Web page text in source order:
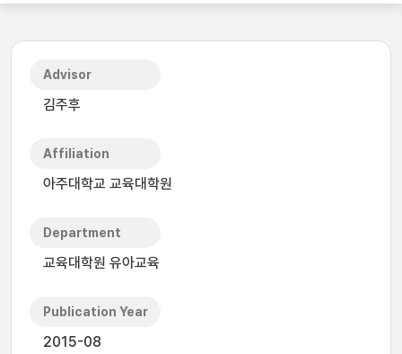
Advisor
김주후
Affiliation
아주대학교 교육대학원
Department
교육대학원 유아교육
Publication Year
2015-08